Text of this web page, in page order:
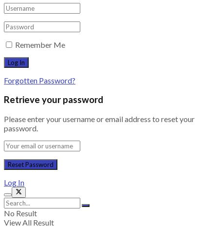
Remember Me
Forgotten Password?
Retrieve your password
Please enter your username or email address to reset your
password.
Log In
No Result
View All Result